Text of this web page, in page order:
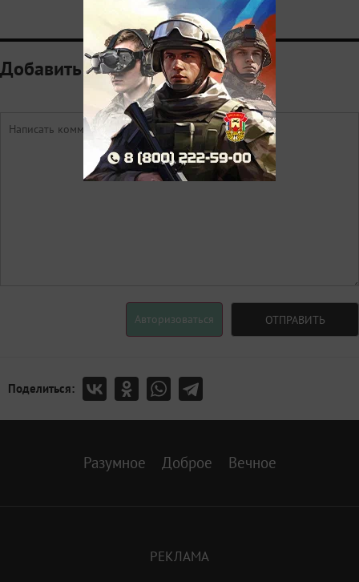
Добавить комментарий
Авторизоваться ОТПРАВИТЬ
Поделиться:
Разумное Доброе Вечное
РЕКЛАМА